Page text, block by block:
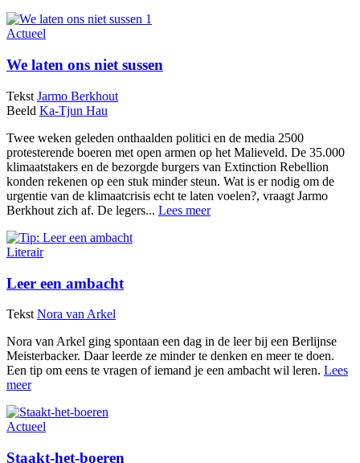
Actueel
We laten ons niet sussen
Tekst Jarmo Berkhout
Beeld Ka-Tjun Hau
Twee weken geleden onthaalden politici en de media 2500
protesterende boeren met open armen op het Malieveld. De 35.000
klimaatstakers en de bezorgde burgers van Extinction Rebellion
konden rekenen op een stuk minder steun. Wat is er nodig om de
urgentie van de klimaatcrisis echt te laten voelen?, vraagt Jarmo
Berkhout zich af. De legers... Lees meer
Literair
Leer een ambacht
Tekst Nora van Arkel
Nora van Arkel ging spontaan een dag in de leer bij een Berlijnse
Meisterbacker. Daar leerde ze minder te denken en meer te doen.
Een tip om eens te vragen of iemand je een ambacht wil leren. Lees
meer
Actueel
Staakt-het-boeren